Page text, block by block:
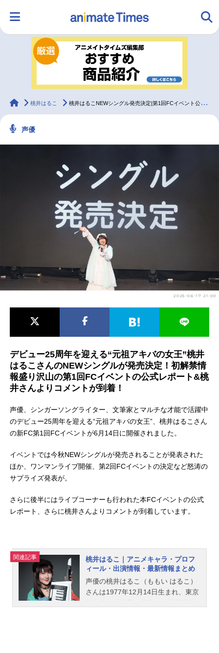
ランキング アニメ
ラジオ
配信・Vtuber トレンド
アニメ記事一覧 声優記事一覧
春アニメ 夏アニメ
男性声優/女性声優一覧
animateTimes
桃井はるこ 桃井はるこNEWシングル発売決定|第1回FCイベント公式レポート
声優
2025-06-17 21:00
デビュー25周年を迎える“元祖アキバの女王”桃井
はるこさんのNEWシングルが発売決定！初解禁情
報盛り沢山の第1回FCイベントの公式レポート&桃
井さんよりコメントが到着！
声優、シンガーソングライター、文筆家とマルチな才能で活躍中
のデビュー25周年を迎える“元祖アキバの女王”、桃井はるこさん
の新FC第1回FCイベントが6月14日に開催されました。
イベントでは今秋NEWシングルが発売されることが発表された
ほか、ワンマンライブ開催、第2回FCイベントの決定など怒涛の
サプライズ発表が。
さらに後半にはライブコーナーも行われた本FCイベントの公式
レポート、さらに桃井さんよりコメントが到着しています。
関連記事
桃井はるこ｜アニメキャラ・プロフ
ィール・出演情報・最新情報まとめ
声優の桃井はるこ（ももい はるこ）
さんは1977年12月14日生まれ、東京